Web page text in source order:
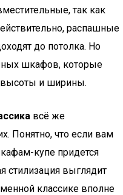
так как
распашные
до потолка. Но
шкафов, которые
и ширины.
всё же
Понятно, что если вам
купе придется
стилизация выглядит
классике вполне